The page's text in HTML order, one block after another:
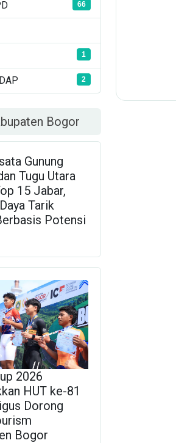
66
1
2
Bogor
Gunung
Tugu Utara
15 Jabar,
Tarik
Potensi
2026
HUT ke-81
Dorong
Bogor